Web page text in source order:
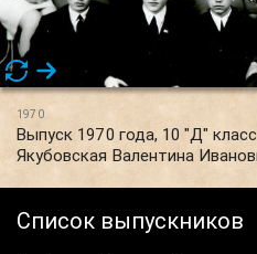
1970
Выпуск 1970 года, 10 "Д"
Якубовская Валентина
Список выпускников